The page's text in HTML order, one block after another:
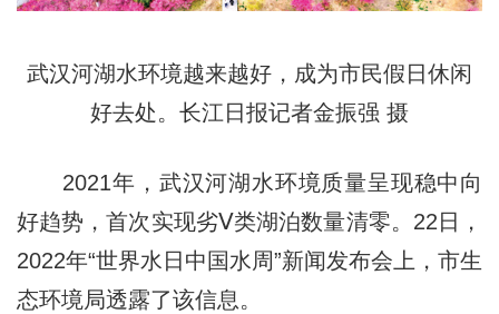
武汉河湖水环境越来越好，成为市民假日休闲
好去处。长江日报记者金振强 摄
2021年，武汉河湖水环境质量呈现稳中向
好趋势，首次实现劣Ⅴ类湖泊数量清零。22日，
2022年“世界水日中国水周”新闻发布会上，市生
态环境局透露了该信息。